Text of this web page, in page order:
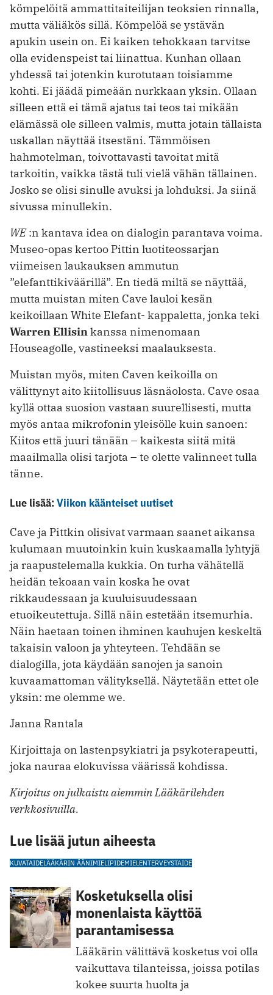
kömpelöitä ammattitaiteilijan teoksien rinnalla,
mutta väliäkös sillä. Kömpelöä se ystävän
apukin usein on. Ei kaiken tehokkaan tarvitse
olla evidenspeist tai liinattua. Kunhan ollaan
yhdessä tai jotenkin kurotutaan toisiamme
kohti. Ei jäädä pimeään nurkkaan yksin. Ollaan
silleen että ei tämä ajatus tai teos tai mikään
elämässä ole silleen valmis, mutta jotain tällaista
uskallan näyttää itsestäni. Tämmöisen
hahmotelman, toivottavasti tavoitat mitä
tarkoitin, vaikka tästä tuli vielä vähän tällainen.
Josko se olisi sinulle avuksi ja lohduksi. Ja siinä
sivussa minullekin.
WE:n kantava idea on dialogin parantava voima.
Museo-opas kertoo Pittin luotiteossarjan
viimeisen laukauksen ammutun
”elefanttikiväärillä”. En tiedä miltä se näyttää,
mutta muistan miten Cave lauloi kesän
keikoillaan White Elefant- kappaletta, jonka teki
Warren Ellisinkanssa nimenomaan
Houseagolle, vastineeksi maalauksesta.
Muistan myös, miten Caven keikoilla on
välittynyt aito kiitollisuus läsnäolosta. Cave osaa
kyllä ottaa suosion vastaan suurellisesti, mutta
myös antaa mikrofonin yleisölle kuin sanoen:
Kiitos että juuri tänään – kaikesta siitä mitä
maailmalla olisi tarjota – te olette valinneet tulla
tänne.
Lue lisää:Viikon käänteiset uutiset
Cave ja Pittkin olisivat varmaan saanet aikansa
kulumaan muutoinkin kuin kuskaamalla lyhtyjä
ja raapustelemalla kukkia. On turha vähätellä
heidän tekoaan vain koska he ovat
rikkaudessaan ja kuuluisuudessaan
etuoikeutettuja. Sillä näin estetään itsemurhia.
Näin haetaan toinen ihminen kauhujen keskeltä
takaisin valoon ja yhteyteen. Tehdään se
dialogilla, jota käydään sanojen ja sanoin
kuvaamattoman välityksellä. Näytetään ettet ole
yksin: me olemme we.
Janna Rantala
Kirjoittaja on lastenpsykiatri ja psykoterapeutti,
joka nauraa elokuvissa väärissä kohdissa.
Kirjoitus on julkaistu aiemmin Lääkärilehden
verkkosivuilla.
Lue lisää jutun aiheesta
KUVATAIDELÄÄKÄRIN ÄÄNIMIELIPIDEMIELENTERVEYSTAIDE
Kosketuksella olisi
monenlaista käyttöä
parantamisessa
Lääkärin välittävä kosketus voi olla
vaikuttava tilanteissa, joissa potilas
kokee suurta huolta ja